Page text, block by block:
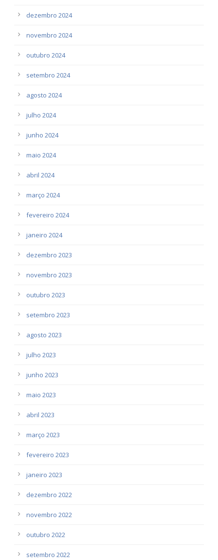
dezembro 2024
novembro 2024
outubro 2024
setembro 2024
agosto 2024
julho 2024
junho 2024
maio 2024
abril 2024
março 2024
fevereiro 2024
janeiro 2024
dezembro 2023
novembro 2023
outubro 2023
setembro 2023
agosto 2023
julho 2023
junho 2023
maio 2023
abril 2023
março 2023
fevereiro 2023
janeiro 2023
dezembro 2022
novembro 2022
outubro 2022
setembro 2022